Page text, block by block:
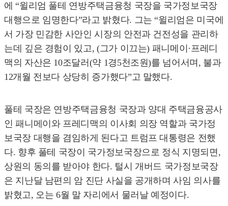
에 “윌리엄 풀테 연방주택금융청 국장을 국가정보국장
대행으로 임명한다”라고 밝혔다. 그는 “윌리엄은 미국에
서 가장 민감한 사안인 시장의 안전과 건전성을 관리하
는데 깊은 경험이 있고, (그가 이끄는) 패니메이·프레디
맥의 자산은 10조달러(약 1경5천조원)를 넘어서며, 불과
12개월 전보다 상당히 증가했다”고 말했다.
풀테 국장은 연방주택금융청 국장과 양대 주택금융공사
인 패니메이와 프레디맥의 이사회 의장 역할과 국가정
보국장 대행을 겸임하게 된다고 트럼프 대통령은 전했
다. 향후 풀테 국장이 국가정보국장으로 정식 지명되면,
상원의 동의를 받아야 한다. 털시 개버드 국가정보국장
은 지난달 남편의 암 진단 사실을 공개하며 사임 의사를
밝혔고, 오는 6월 말 자리에서 물러날 예정이다.